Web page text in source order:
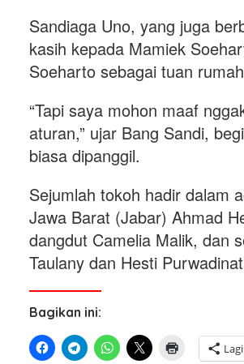
Sandiaga Uno, yang juga
kasih kepada Mamiek
Soeharto sebagai tuan
“Tapi saya mohon maaf
aturan,” ujar Bang Sandi,
biasa dipanggil.
Sejumlah tokoh hadir dalam
Jawa Barat (Jabar) Ahmad
dangdut Camelia Malik, dan
Taulany dan Hesti
Bagikan ini:
Lagi